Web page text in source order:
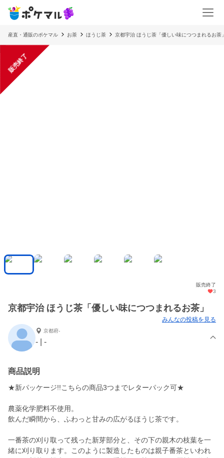
産直・通販のポケマル お茶 ほうじ茶 京都宇治 ほうじ茶「優しい味につつまれるお茶
販売終了
販売終了
3
京都宇治 ほうじ茶「優しい味につつまれるお茶」
みんなの投稿を見る
京都府-
- | -
商品説明
★新パッケージ!!こちらの商品3つまでレターパック可★
農薬化学肥料不使用。
飲んだ瞬間から、ふわっと甘みの広がるほうじ茶です。
一番茶の刈り取って残った新芽部分と、その下の親木の枝葉を一
緒に刈り取ります。このように製造したものは親子番茶といわれ